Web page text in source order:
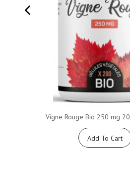
Vigne Rouge Bio 250 mg
Add To Cart